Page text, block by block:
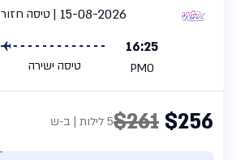
טיסה חזור
15-08-2026
16:25
PMO טיסה ישירה
$256
$2615 לילות | ב-ש